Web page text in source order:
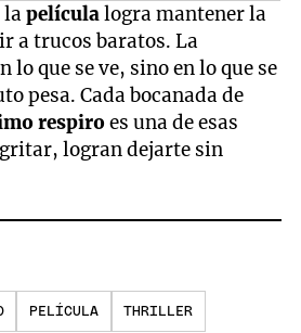
lapelículalogra mantener la
a trucos baratos. La
lo que se ve, sino en lo que se
pesa. Cada bocanada de
respiroes una de esas
logran dejarte sin
PELÍCULA THRILLER